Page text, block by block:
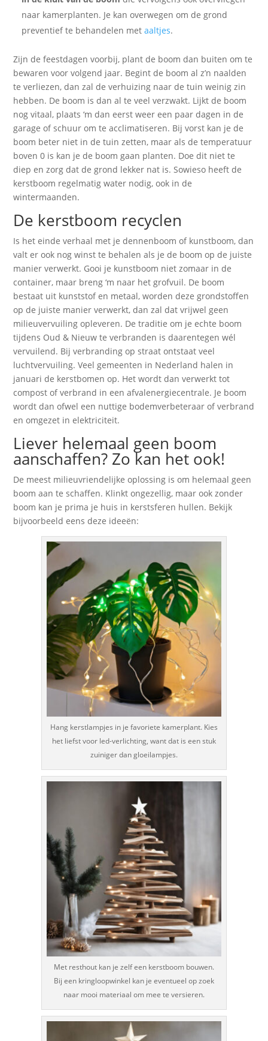
naar kamerplanten. Je kan overwegen om de grond
preventief te behandelen metaaltjes.
Zijn de feestdagen voorbij, plant de boom dan buiten om te
bewaren voor volgend jaar. Begint de boom al z’n naalden
te verliezen, dan zal de verhuizing naar de tuin weinig zin
hebben. De boom is dan al te veel verzwakt. Lijkt de boom
nog vitaal, plaats ‘m dan eerst weer een paar dagen in de
garage of schuur om te acclimatiseren. Bij vorst kan je de
boom beter niet in de tuin zetten, maar als de temperatuur
boven 0 is kan je de boom gaan planten. Doe dit niet te
diep en zorg dat de grond lekker nat is. Sowieso heeft de
kerstboom regelmatig water nodig, ook in de
wintermaanden.
De kerstboom recyclen
Is het einde verhaal met je dennenboom of kunstboom, dan
valt er ook nog winst te behalen als je de boom op de juiste
manier verwerkt. Gooi je kunstboom niet zomaar in de
container, maar breng ‘m naar het grofvuil. De boom
bestaat uit kunststof en metaal, worden deze grondstoffen
op de juiste manier verwerkt, dan zal dat vrijwel geen
milieuvervuiling opleveren. De traditie om je echte boom
tijdens Oud & Nieuw te verbranden is daarentegen wél
vervuilend. Bij verbranding op straat ontstaat veel
luchtvervuiling. Veel gemeenten in Nederland halen in
januari de kerstbomen op. Het wordt dan verwerkt tot
compost of verbrand in een afvalenergiecentrale. Je boom
wordt dan ofwel een nuttige bodemverbeteraar of verbrand
en omgezet in elektriciteit.
Liever helemaal geen boom
aanschaffen? Zo kan het ook!
De meest milieuvriendelijke oplossing is om helemaal geen
boom aan te schaffen. Klinkt ongezellig, maar ook zonder
boom kan je prima je huis in kerstsferen hullen. Bekijk
bijvoorbeeld eens deze ideeën:
Hang kerstlampjes in je favoriete kamerplant. Kies
het liefst voor led-verlichting, want dat is een stuk
zuiniger dan gloeilampjes.
Met resthout kan je zelf een kerstboom bouwen.
Bij een kringloopwinkel kan je eventueel op zoek
naar mooi materiaal om mee te versieren.